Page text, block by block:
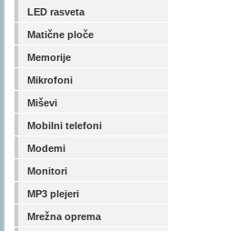
LED rasveta
Matične ploče
Memorije
Mikrofoni
Miševi
Mobilni telefoni
Modemi
Monitori
MP3 plejeri
Mrežna oprema